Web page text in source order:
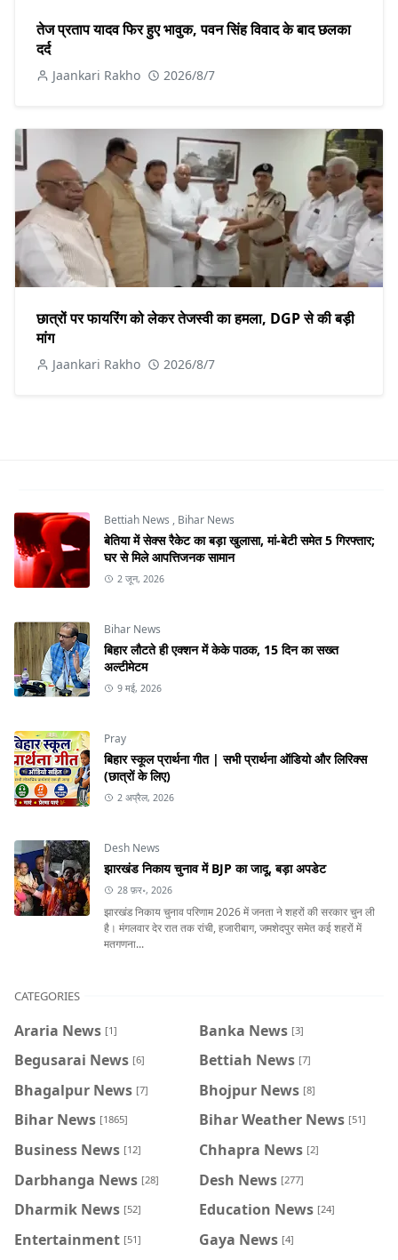
तेज प्रताप यादव फिर हुए भावुक, पवन सिंह विवाद के बाद छलका
दर्द
Jaankari Rakho 2026/8/7
छात्रों पर फायरिंग को लेकर तेजस्वी का हमला, DGP से की बड़ी
मांग
Jaankari Rakho 2026/8/7
Bettiah News , Bihar News
बेतिया में सेक्स रैकेट का बड़ा खुलासा, मां-बेटी समेत 5 गिरफ्तार;
घर से मिले आपत्तिजनक सामान
2 जून, 2026
Bihar News
बिहार लौटते ही एक्शन में केके पाठक, 15 दिन का सख्त
अल्टीमेटम
9 मई, 2026
Pray
बिहार स्कूल प्रार्थना गीत | सभी प्रार्थना ऑडियो और लिरिक्स
(छात्रों के लिए)
2 अप्रैल, 2026
Desh News
झारखंड निकाय चुनाव में BJP का जादू, बड़ा अपडेट
28 फ़र॰, 2026
झारखंड निकाय चुनाव परिणाम 2026 में जनता ने शहरों की सरकार चुन ली
है। मंगलवार देर रात तक रांची, हजारीबाग, जमशेदपुर समेत कई शहरों में
मतगणना...
CATEGORIES
Araria News [1] Banka News [3]
Begusarai News [6] Bettiah News [7]
Bhagalpur News [7] Bhojpur News [8]
Bihar News [1865] Bihar Weather News [51]
Business News [12] Chhapra News [2]
Darbhanga News [28] Desh News [277]
Dharmik News [52] Education News [24]
Entertainment [51] Gaya News [4]